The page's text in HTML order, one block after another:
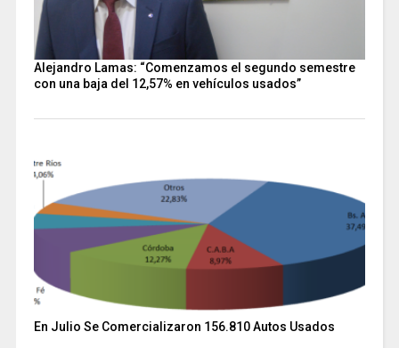
Alejandro Lamas: “Comenzamos el segundo semestre
con una baja del 12,57% en vehículos usados”
En Julio Se Comercializaron 156.810 Autos Usados